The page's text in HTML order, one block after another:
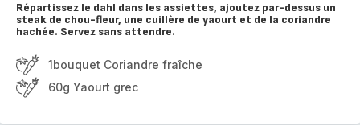
Répartissez le dahl dans les assiettes, ajoutez par-dessus un
steak de chou-fleur, une cuillère de yaourt et de la coriandre
hachée. Servez sans attendre.
1bouquet Coriandre fraîche
60g Yaourt grec